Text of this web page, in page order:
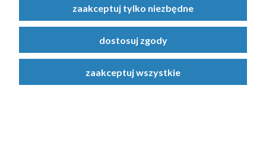
zaakceptuj tylko niezbędne
dostosuj zgody
zaakceptuj wszystkie